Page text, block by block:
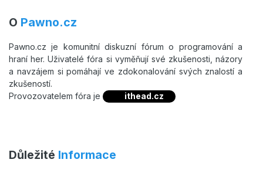
O Pawno.cz
Pawno.cz je komunitní diskuzní fórum o programování a
hraní her. Uživatelé fóra si vyměňují své zkušenosti, názory
a navzájem si pomáhají ve zdokonalování svých znalostí a
zkušeností.
Provozovatelem fóra je
ithead.cz
Důležité Informace